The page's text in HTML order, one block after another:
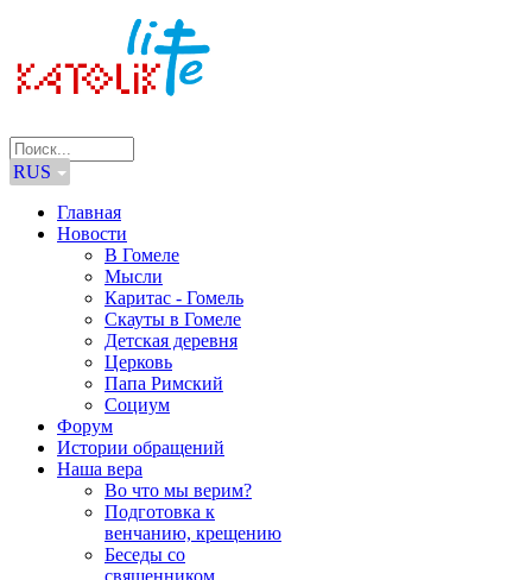
RUS
Главная
Новости
В Гомеле
Мысли
Каритас - Гомель
Скауты в Гомеле
Детская деревня
Церковь
Папа Римский
Социум
Форум
Истории обращений
Наша вера
Во что мы верим?
Подготовка к
венчанию, крещению
Беседы со
священником